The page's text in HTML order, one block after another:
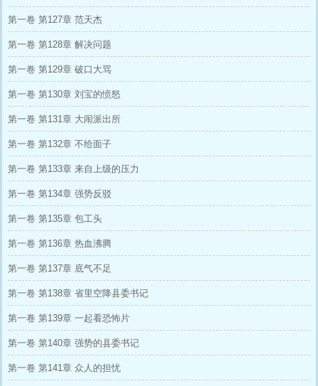
第一卷 第127章 范天杰
第一卷 第128章 解决问题
第一卷 第129章 破口大骂
第一卷 第130章 刘宝的愤怒
第一卷 第131章 大闹派出所
第一卷 第132章 不给面子
第一卷 第133章 来自上级的压力
第一卷 第134章 强势反驳
第一卷 第135章 包工头
第一卷 第136章 热血沸腾
第一卷 第137章 底气不足
第一卷 第138章 省里空降县委书记
第一卷 第139章 一起看恐怖片
第一卷 第140章 强势的县委书记
第一卷 第141章 众人的担忧